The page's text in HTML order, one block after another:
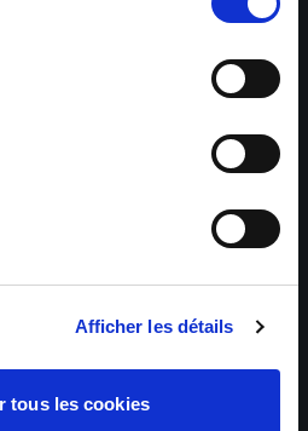
Afficher les détails
tous les cookies